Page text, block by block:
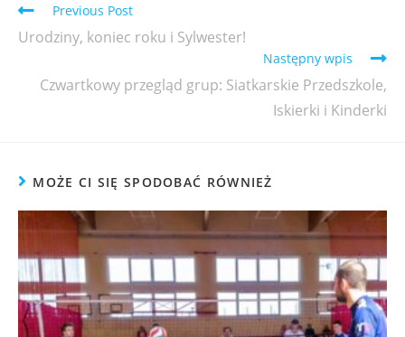
Previous Post
Urodziny, koniec roku i Sylwester!
Następny wpis
Czwartkowy przegląd grup: Siatkarskie Przedszkole,
Iskierki i Kinderki
MOŻE CI SIĘ SPODOBAĆ RÓWNIEŻ